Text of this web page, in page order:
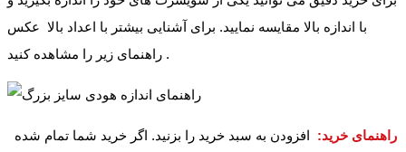
با اندازه بالا مقایسه نمایید. برای آشنایی بیشتر با اعداد بالا عکس
راهنمای زیر را مشاهده کنید .
راهنمای خرید: افزودن به سبد خرید را بزنید. اگر خرید شما تمام شده